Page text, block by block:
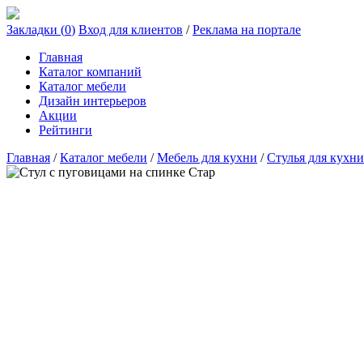
Закладки (0) Вход для клиентов /Реклама на портале
Главная
Каталог компаний
Каталог мебели
Дизайн интерьеров
Акции
Рейтинги
Главная /Каталог мебели /Мебель для кухни /Стулья для кухни